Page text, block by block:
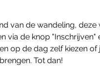
van de wandeling,
via de knop
op de dag zelf kiezen of
Tot dan!